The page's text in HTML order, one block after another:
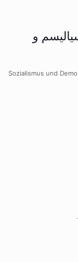
و
Sozialismus und